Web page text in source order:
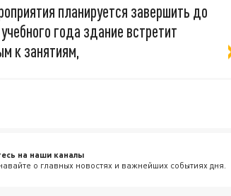
планируется завершить до
года здание встретит
к занятиям,
на наши каналы
о главных новостях и важнейших событиях дня.